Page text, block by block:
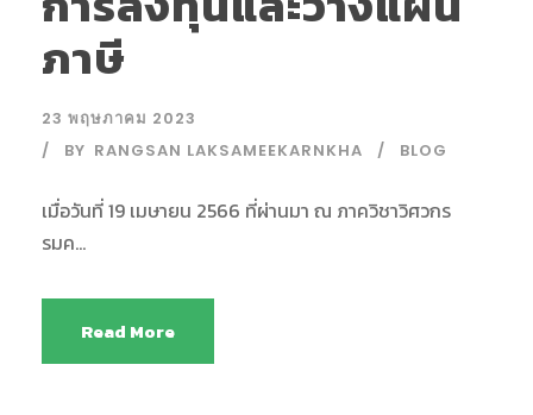
ภาษี
23 พฤษภาคม 2023
BY RANGSAN LAKSAMEEKARNKHA BLOG
เมื่อวันที่ 19 เมษายน 2566 ที่ผ่านมา ณ ภาควิชาวิศวกร
รมค...
Read More